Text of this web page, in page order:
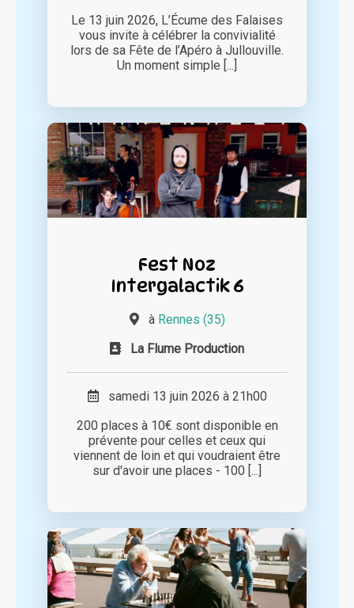
Le 13 juin 2026, L’Écume des Falaises
vous invite à célébrer la convivialité
lors de sa Fête de l’Apéro à Jullouville.
Un moment simple [...]
Fest Noz
Intergalactik 6
à Rennes (35)
La Flume Production
samedi 13 juin 2026 à 21h00
200 places à 10€ sont disponible en
prévente pour celles et ceux qui
viennent de loin et qui voudraient être
sur d'avoir une places - 100 [...]